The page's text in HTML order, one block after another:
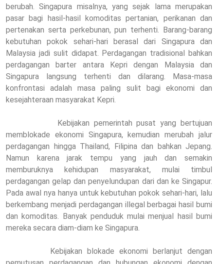
berubah. Singapura misalnya, yang sejak lama merupakan
pasar bagi hasil-hasil komoditas pertanian, perikanan dan
pertenakan serta perkebunan, pun terhenti. Barang-barang
kebutuhan pokok sehari-hari berasal dari Singapura dan
Malaysia jadi sulit didapat. Perdagangan tradisional bahkan
perdagangan barter antara Kepri dengan Malaysia dan
Singapura langsung terhenti dan dilarang. Masa-masa
konfrontasi adalah masa paling sulit bagi ekonomi dan
kesejahteraan masyarakat Kepri.
Kebijakan pemerintah pusat yang bertujuan
memblokade ekonomi Singapura, kemudian merubah jalur
perdagangan hingga Thailand, Filipina dan bahkan Jepang.
Namun karena jarak tempu yang jauh dan semakin
memburuknya kehidupan masyarakat, mulai timbul
perdagangan gelap dan penyelundupan dari dan ke Singapur.
Pada awal nya hanya untuk kebutuhan pokok sehari-hari, lalu
berkembang menjadi perdagangan illegal berbagai hasil bumi
dan komoditas. Banyak penduduk mulai menjual hasil bumi
mereka secara diam-diam ke Singapura.
Kebijakan blokade ekonomi berlanjut dengan